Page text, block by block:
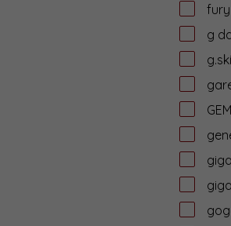
fury
g
g.skill